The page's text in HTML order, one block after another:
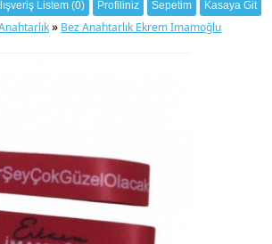
Listem (0) Profiliniz Sepetim Kasaya Git
» Bez Anahtarlık Ekrem İmamoğlu